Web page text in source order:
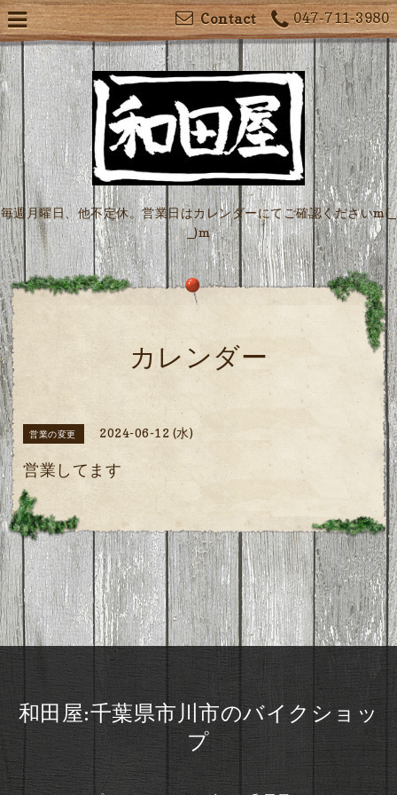
047-711-3980
Contact
毎週月曜日、他不定休。営業日はカレンダーにてご確認くださいm(_
_)m
カレンダー
営業の変更 2024-06-12 (水)
営業してます
和田屋:千葉県市川市のバイクショッ
プ